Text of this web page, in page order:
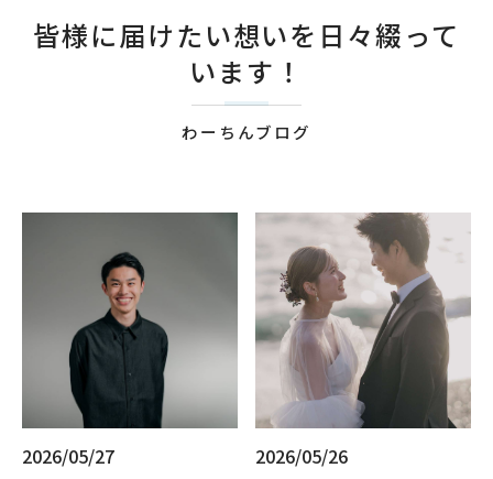
皆様に届けたい想いを日々綴って
います！
わーちんブログ
2026/05/27
2026/05/26